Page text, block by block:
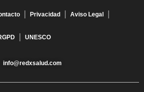
Privacidad Aviso Legal
UNESCO
info@redxsalud.com